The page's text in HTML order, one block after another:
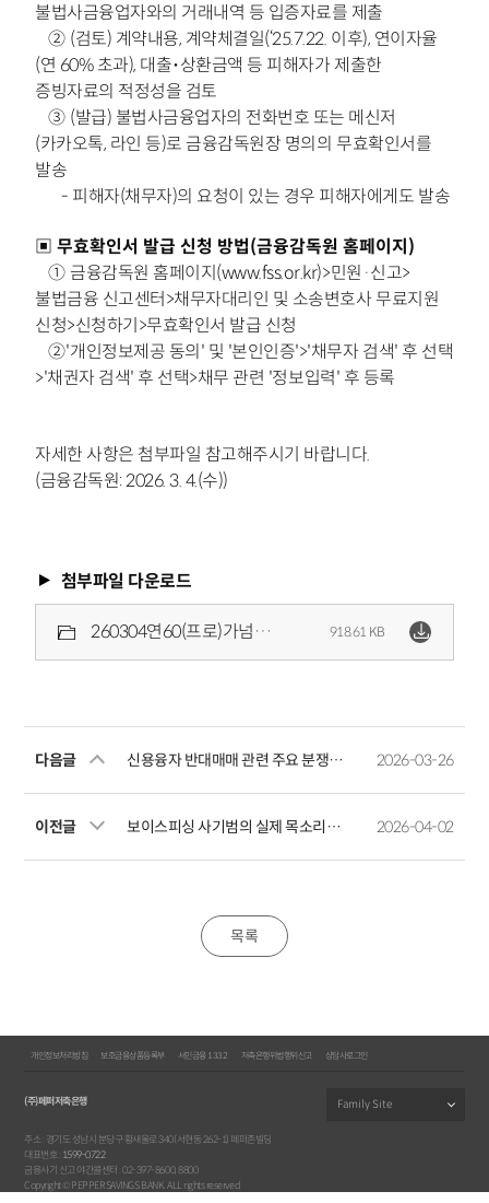
불법사금융업자와의 거래내역 등 입증자료를 제출
② (검토) 계약내용, 계약체결일(‘25.7.22. 이후), 연이자율
(연 60% 초과), 대출･상환금액 등 피해자가 제출한
증빙자료의 적정성을 검토
③ (발급) 불법사금융업자의 전화번호 또는 메신저
(카카오톡, 라인 등)로 금융감독원장 명의의 무효확인서를
발송
- 피해자(채무자)의 요청이 있는 경우 피해자에게도 발송
▣ 무효확인서 발급 신청 방법(금융감독원 홈페이지)
① 금융감독원 홈페이지(www.fss.or.kr)>민원·신고>
불법금융 신고센터>채무자대리인 및 소송변호사 무료지원
신청>신청하기 >무효확인서 발급 신청
②'개인정보제공 동의' 및 '본인인증'>'채무자 검색' 후 선택
>'채권자 검색' 후 선택>채무 관련 '정보입력' 후 등록
자세한 사항은 첨부파일 참고해주시기 바랍니다.
(금융감독원: 2026. 3. 4.(수))
첨부파일 다운로드
260304연60(프로)가넘는고리사채원금이자모두무효입니다.pdf 918.61 KB
다음글 신용융자 반대매매 관련 주요 분쟁사례 및 투자자 유의사항 안내 2026-03-26
이전글 보이스피싱 사기범의 실제 목소리를 공개합니다 2026-04-02
목록
개인정보처리방침 보호금융상품등록부 서민금융 1332 저축은행위법행위신고 상담사로그인
(주)페퍼저축은행
주소 : 경기도 성남시 분당구 황새울로 340(서현동 262-1) 페퍼존빌딩
대표번호 : 1599-0722
금융사기 신고 야간콜센터 : 02-397-8600, 8800
Copyright © PEPPER SAVINGS BANK. ALL rights reserved.